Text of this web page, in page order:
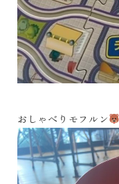
おしゃべりモフルン